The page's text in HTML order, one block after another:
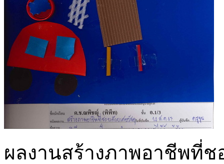
ผลงานสร้างภาพอาชีพที่